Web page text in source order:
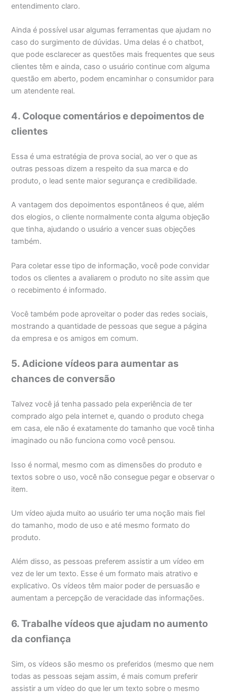
entendimento claro.
Ainda é possível usar algumas ferramentas que ajudam no
caso do surgimento de dúvidas. Uma delas é o chatbot,
que pode esclarecer as questões mais frequentes que seus
clientes têm e ainda, caso o usuário continue com alguma
questão em aberto, podem encaminhar o consumidor para
um atendente real.
4. Coloque comentários e depoimentos de
clientes
Essa é uma estratégia de prova social, ao ver o que as
outras pessoas dizem a respeito da sua marca e do
produto, o lead sente maior segurança e credibilidade.
A vantagem dos depoimentos espontâneos é que, além
dos elogios, o cliente normalmente conta alguma objeção
que tinha, ajudando o usuário a vencer suas objeções
também.
Para coletar esse tipo de informação, você pode convidar
todos os clientes a avaliarem o produto no site assim que
o recebimento é informado.
Você também pode aproveitar o poder das redes sociais,
mostrando a quantidade de pessoas que segue a página
da empresa e os amigos em comum.
5. Adicione vídeos para aumentar as
chances de conversão
Talvez você já tenha passado pela experiência de ter
comprado algo pela internet e, quando o produto chega
em casa, ele não é exatamente do tamanho que você tinha
imaginado ou não funciona como você pensou.
Isso é normal, mesmo com as dimensões do produto e
textos sobre o uso, você não consegue pegar e observar o
item.
Um vídeo ajuda muito ao usuário ter uma noção mais fiel
do tamanho, modo de uso e até mesmo formato do
produto.
Além disso, as pessoas preferem assistir a um vídeo em
vez de ler um texto. Esse é um formato mais atrativo e
explicativo. Os vídeos têm maior poder de persuasão e
aumentam a percepção de veracidade das informações.
6. Trabalhe vídeos que ajudam no aumento
da confiança
Sim, os vídeos são mesmo os preferidos (mesmo que nem
todas as pessoas sejam assim, é mais comum preferir
assistir a um vídeo do que ler um texto sobre o mesmo